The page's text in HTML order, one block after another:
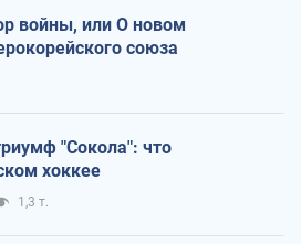
войны, или О новом
союза
"Сокола": что
хоккее
1,3 т.